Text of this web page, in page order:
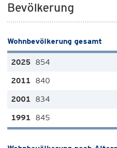
Bevölkerung
Wohnbevölkerung gesamt
854
840
834
845